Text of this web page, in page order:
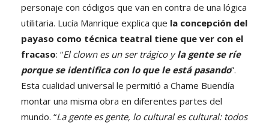
personaje con códigos que van en contra de una lógica
utilitaria. Lucía Manrique explica que la concepción del
payaso como técnica teatral tiene que ver con el
fracaso: “El clown es un ser trágico yla gente se ríe
porque se identifica con lo que le está pasando”.
Esta cualidad universal le permitió a Chame Buendía
montar una misma obra en diferentes partes del
mundo. “La gente es gente, lo cultural es cultural: todos